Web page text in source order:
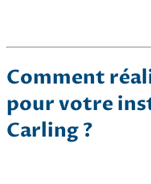
Comment
pour votre
Carling ?